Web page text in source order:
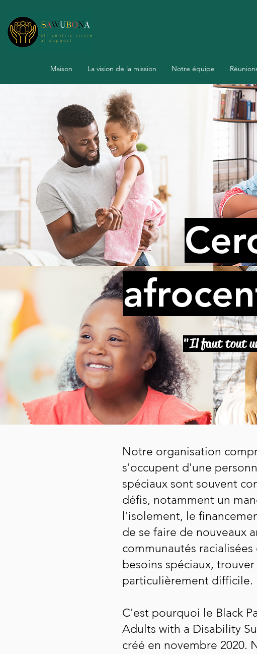
Maison La vision de la mission Notre équipe
"Il faut tout un
Notre organisation
s'occupent d'une
spéciaux sont souvent
défis, notamment un
l'isolement, le
de se faire de nouveaux
communautés
besoins spéciaux,
particulièrement difficile.
C'est pourquoi le Black
Adults with a Disability
créé en novembre 2020.